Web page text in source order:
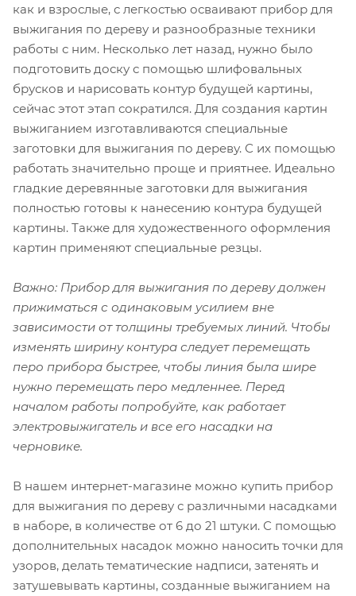
как и взрослые, с легкостью осваивают прибор для
выжигания по дереву и разнообразные техники
работы с ним. Несколько лет назад, нужно было
подготовить доску с помощью шлифовальных
брусков и нарисовать контур будущей картины,
сейчас этот этап сократился. Для создания картин
выжиганием изготавливаются специальные
заготовки для выжигания по дереву. С их помощью
работать значительно проще и приятнее. Идеально
гладкие деревянные заготовки для выжигания
полностью готовы к нанесению контура будущей
картины. Также для художественного оформления
картин применяют специальные резцы.
Важно: Прибор для выжигания по дереву должен
прижиматься с одинаковым усилием вне
зависимости от толщины требуемых линий. Чтобы
изменять ширину контура следует перемещать
перо прибора быстрее, чтобы линия была шире
нужно перемещать перо медленнее. Перед
началом работы попробуйте, как работает
электровыжигатель и все его насадки на
черновике.
В нашем интернет-магазине можно купить прибор
для выжигания по дереву с различными насадками
в наборе, в количестве от 6 до 21 штуки. С помощью
дополнительных насадок можно наносить точки для
узоров, делать тематические надписи, затенять и
затушевывать картины, созданные выжиганием на